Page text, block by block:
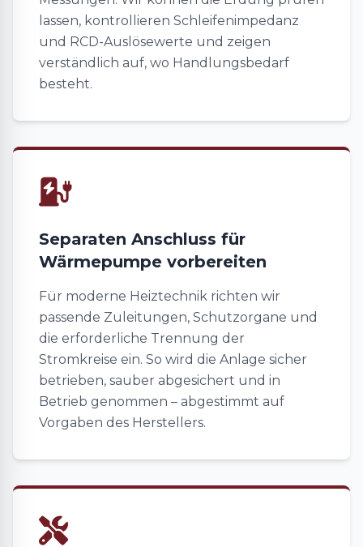
lassen, kontrollieren Schleifenimpedanz
und RCD-Auslösewerte und zeigen
verständlich auf, wo Handlungsbedarf
besteht.
Separaten Anschluss für
Wärmepumpe vorbereiten
Für moderne Heiztechnik richten wir
passende Zuleitungen, Schutzorgane und
die erforderliche Trennung der
Stromkreise ein. So wird die Anlage sicher
betrieben, sauber abgesichert und in
Betrieb genommen – abgestimmt auf
Vorgaben des Herstellers.